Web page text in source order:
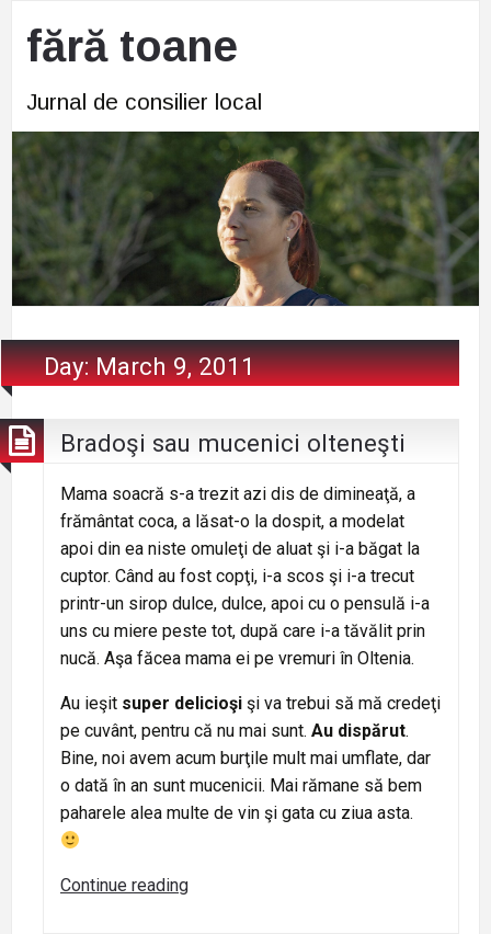
fără toane
Jurnal de consilier local
Day:March 9, 2011
Bradoşi sau mucenici olteneşti
Mama soacră s-a trezit azi dis de dimineaţă, a
frământat coca, a lăsat-o la dospit, a modelat
apoi din ea niste omuleţi de aluat şi i-a băgat la
cuptor. Când au fost copţi, i-a scos şi i-a trecut
printr-un sirop dulce, dulce, apoi cu o pensulă i-a
uns cu miere peste tot, după care i-a tăvălit prin
nucă. Aşa făcea mama ei pe vremuri în Oltenia.
Au ieşit super delicioşi şi va trebui să mă credeţi
pe cuvânt, pentru că nu mai sunt. Au dispărut.
Bine, noi avem acum burţile mult mai umflate, dar
o dată în an sunt mucenicii. Mai rămane să bem
paharele alea multe de vin şi gata cu ziua asta.
Continue readingBradoşi